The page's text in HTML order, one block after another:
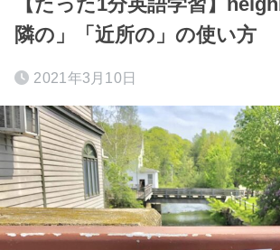
隣の」「近所の」の使い方
2021年3月10日